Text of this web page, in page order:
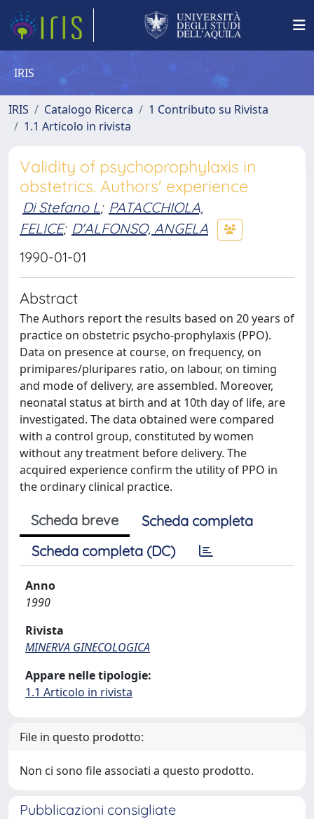
IRIS
IRIS Catalogo Ricerca
1 Contributo su Rivista
1.1 Articolo in rivista
Validity of psychoprophylaxis in
obstetrics. Authors' experience
Di Stefano L; PATACCHIOLA,
FELICE; D'ALFONSO, ANGELA
1990-01-01
Abstract
The Authors report the results based on 20 years of
practice on obstetric psycho-prophylaxis (PPO).
Data on presence at course, on frequency, on
primipares/pluripares ratio, on labour, on timing
and mode of delivery, are assembled. Moreover,
neonatal status at birth and at 10th day of life, are
investigated. The data obtained were compared
with a control group, constituted by women
without any treatment before delivery. The
acquired experience confirm the utility of PPO in
the ordinary clinical practice.
Scheda breve
Scheda completa
Scheda completa (DC)
Anno
1990
Rivista
MINERVA GINECOLOGICA
Appare nelle tipologie:
1.1 Articolo in rivista
File in questo prodotto:
Non ci sono file associati a questo prodotto.
Pubblicazioni consigliate